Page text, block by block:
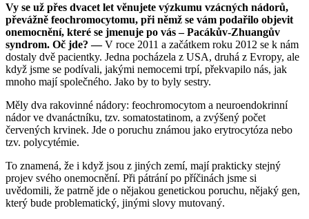
Vy se už přes dvacet let věnujete výzkumu vzácných nádorů,
převážně feochromocytomu, při němž se vám podařilo objevit
onemocnění, které se jmenuje po vás – Pacákův-Zhuangův
syndrom. Oč jde? —V roce 2011 a začátkem roku 2012 se k nám
dostaly dvě pacientky. Jedna pocházela z USA, druhá z Evropy, ale
když jsme se podívali, jakými nemocemi trpí, překvapilo nás, jak
mnoho mají společného. Jako by to byly sestry.
Měly dva rakovinné nádory: feochromocytom a neuroendokrinní
nádor ve dvanáctníku, tzv. somatostatinom, a zvýšený počet
červených krvinek. Jde o poruchu známou jako erytrocytóza nebo
tzv. polycytémie.
To znamená, že i když jsou z jiných zemí, mají prakticky stejný
projev svého onemocnění. Při pátrání po příčinách jsme si
uvědomili, že patrně jde o nějakou genetickou poruchu, nějaký gen,
který bude problematický, jinými slovy mutovaný.